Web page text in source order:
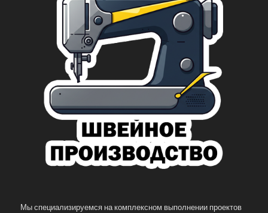
Мы специализируемся на комплексном выполнении проектов